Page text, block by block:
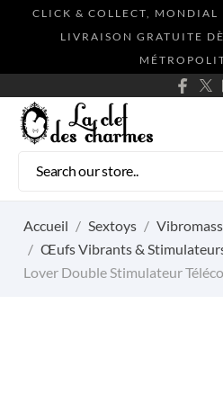
CLICK & COLLECT, MONDIAL
LIVRAISON GRATUITE
Accueil Sextoys
Œufs Vibrants &
Lover Double Stimulateur